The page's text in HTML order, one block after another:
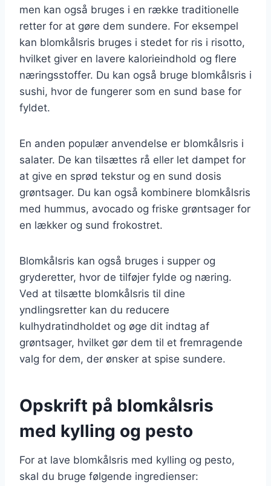
men kan også bruges i en række traditionelle
retter for at gøre dem sundere. For eksempel
kan blomkålsris bruges i stedet for ris i risotto,
hvilket giver en lavere kalorieindhold og flere
næringsstoffer. Du kan også bruge blomkålsris i
sushi, hvor de fungerer som en sund base for
fyldet.
En anden populær anvendelse er blomkålsris i
salater. De kan tilsættes rå eller let dampet for
at give en sprød tekstur og en sund dosis
grøntsager. Du kan også kombinere blomkålsris
med hummus, avocado og friske grøntsager for
en lækker og sund frokostret.
Blomkålsris kan også bruges i supper og
gryderetter, hvor de tilføjer fylde og næring.
Ved at tilsætte blomkålsris til dine
yndlingsretter kan du reducere
kulhydratindholdet og øge dit indtag af
grøntsager, hvilket gør dem til et fremragende
valg for dem, der ønsker at spise sundere.
Opskrift på blomkålsris
med kylling og pesto
For at lave blomkålsris med kylling og pesto,
skal du bruge følgende ingredienser: